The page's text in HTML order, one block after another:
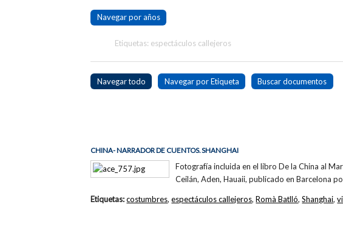
Navegar por años
Etiquetas: espectáculos callejeros
Navegar todo Navegar por Etiqueta Buscar documentos
CHINA- NARRADOR DE CUENTOS. SHANGHAI
Fotografía incluida en el libro De la China al
Ceilán, Aden, Hauaii, publicado en Barcelona
Etiquetas:costumbres,espectáculos callejeros,Romà Batlló,Shanghai,